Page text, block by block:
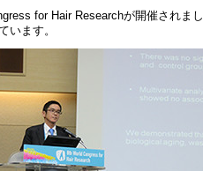
for Hair Researchが開催されまし
います。